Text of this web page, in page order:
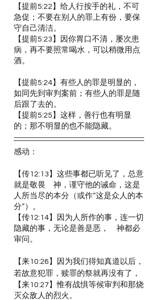
【提前5:22】给人行按手的礼，不可
急促；不要在别人的罪上有份，要保
守自己清洁。
【提前5:23】因你胃口不清，屡次患
病，再不要照常喝水，可以稍微用点
酒。
【提前5:24】有些人的罪是明显的，
如同先到审判案前；有些人的罪是随
后跟了去的。
【提前5:25】这样，善行也有明显
的；那不明显的也不能隐藏。
感动：
【传12:13】这些事都已听见了，总意
就是敬畏　神，谨守他的诫命，这是
人所当尽的本分（或作“这是众人的本
分”）。
【传12:14】因为人所作的事，连一切
隐藏的事，无论是善是恶，　神都必
审问。
【来10:26】因为我们得知真道以后，
若故意犯罪，赎罪的祭就再没有了，
【来10:27】惟有战惧等候审判和那烧
灭众敌人的烈火。